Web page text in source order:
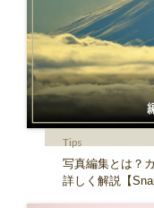
Tips
写真編集とは？
詳しく解説【